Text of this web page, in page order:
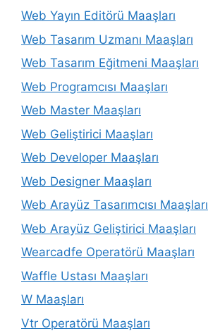
Web Yayın Editörü Maaşları
Web Tasarım Uzmanı Maaşları
Web Tasarım Eğitmeni Maaşları
Web Programcısı Maaşları
Web Master Maaşları
Web Geliştirici Maaşları
Web Developer Maaşları
Web Designer Maaşları
Web Arayüz Tasarımcısı Maaşları
Web Arayüz Geliştirici Maaşları
Wearcadfe Operatörü Maaşları
Waffle Ustası Maaşları
W Maaşları
Vtr Operatörü Maaşları